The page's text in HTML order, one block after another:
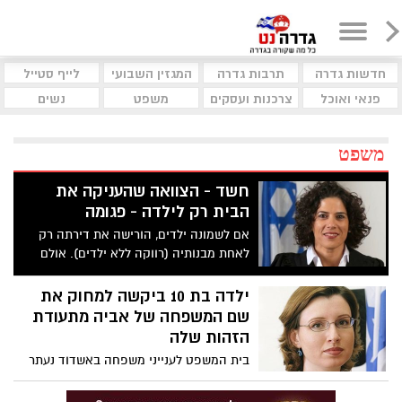
חדשות גדרה תרבות גדרה המגזין השבועי
לייף סטייל
פנאי ואוכל
צרכנות ועסקים משפט נשים
משפט
חשד - הצוואה שהעניקה את
הבית רק לילדה - פגומה
אם לשמונה ילדים, הורישה את דירתה רק
לאחת מבנותיה (רווקה ללא ילדים). אולם
החשד היה שהמנוחה לא הייתה כשירה וכי
ביתה ניצלה את מצבה הרפואי/ נפשי כדי
לשנות את הצוואה לצרכיה לאחר שהילדים
טענו שלא הגיוני שאמם תוריש את הדירה
לבת אחת מבין שמונה. מה פסקה השופטת
ומי שילם 40 אלף הוצאות משפט?
ילדה בת 10 ביקשה למחוק את
שם המשפחה של אביה מתעודת
הזהות שלה
בית המשפט לענייני משפחה באשדוד נעתר
לבקשה של ילדה בת 10, למחוק את שם
משפחתו של אביה הביולוגי מתעודת הזהות